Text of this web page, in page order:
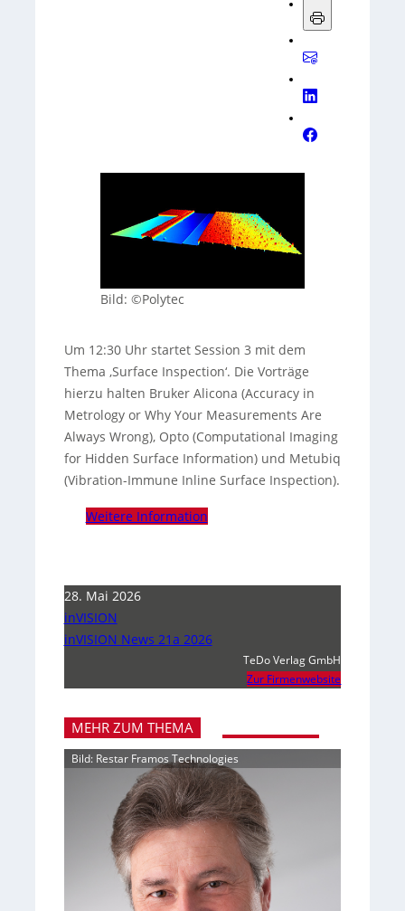
Bild: ©Polytec
Um 12:30 Uhr startet Session 3 mit dem
Thema ‚Surface Inspection‘. Die Vorträge
hierzu halten Bruker Alicona (Accuracy in
Metrology or Why Your Measurements Are
Always Wrong), Opto (Computational Imaging
for Hidden Surface Information) und Metubiq
(Vibration-Immune Inline Surface Inspection).
Weitere Information
28. Mai 2026
inVISION
inVISION News 21a 2026
TeDo Verlag GmbH
Zur Firmenwebsite
MEHR ZUM THEMA
Bild: Restar Framos Technologies